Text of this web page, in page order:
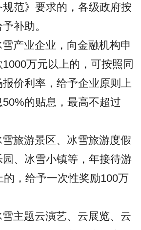
范》要求的，各级政府按
补助。
产业企业，向金融机构申
万元以上的，可按照同
价利率，给予企业原则上
的贴息，最高不超过
旅游景区、冰雪旅游度假
园、冰雪小镇等，年接待游
的，给予一次性奖励100万
主题云演艺、云展览、云